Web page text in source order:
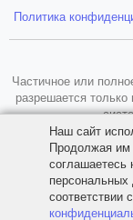
Политика
Частичное или
разрешается
Наш сайт
Продолжая им
соглашаетесь
соответствии с